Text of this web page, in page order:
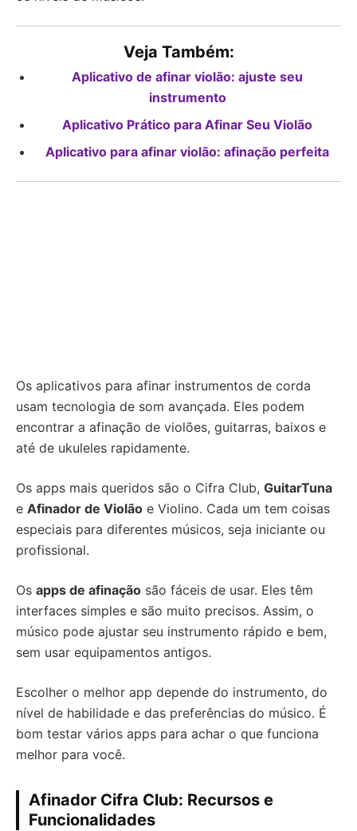
Veja Também:
Aplicativo de afinar violão: ajuste seu
instrumento
Aplicativo Prático para Afinar Seu Violão
Aplicativo para afinar violão: afinação perfeita
Os aplicativos para afinar instrumentos de corda
usam tecnologia de som avançada. Eles podem
encontrar a afinação de violões, guitarras, baixos e
até de ukuleles rapidamente.
Os apps mais queridos são o Cifra Club, GuitarTuna
e Afinador de Violão e Violino. Cada um tem coisas
especiais para diferentes músicos, seja iniciante ou
profissional.
Os apps de afinação são fáceis de usar. Eles têm
interfaces simples e são muito precisos. Assim, o
músico pode ajustar seu instrumento rápido e bem,
sem usar equipamentos antigos.
Escolher o melhor app depende do instrumento, do
nível de habilidade e das preferências do músico. É
bom testar vários apps para achar o que funciona
melhor para você.
Afinador Cifra Club: Recursos e
Funcionalidades